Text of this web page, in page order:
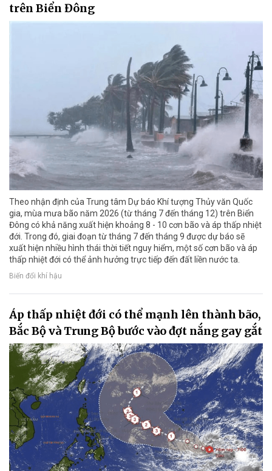
trên Biển Đông
Theo nhận định của Trung tâm Dự báo Khí tượng Thủy văn Quốc
gia, mùa mưa bão năm 2026 (từ tháng 7 đến tháng 12) trên Biển
Đông có khả năng xuất hiện khoảng 8 - 10 cơn bão và áp thấp nhiệt
đới. Trong đó, giai đoạn từ tháng 7 đến tháng 9 được dự báo sẽ
xuất hiện nhiều hình thái thời tiết nguy hiểm, một số cơn bão và áp
thấp nhiệt đới có thể ảnh hưởng trực tiếp đến đất liền nước ta.
Biến đổi khí hậu
Áp thấp nhiệt đới có thể mạnh lên thành bão,
Bắc Bộ và Trung Bộ bước vào đợt nắng gay gắt